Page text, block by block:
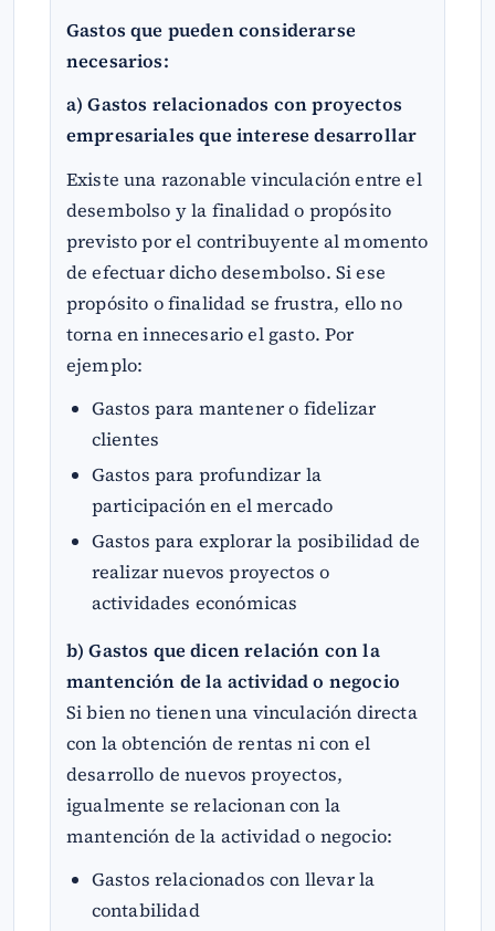
Gastos que pueden considerarse
necesarios:
a) Gastos relacionados con proyectos
empresariales que interese desarrollar
Existe una razonable vinculación entre el
desembolso y la finalidad o propósito
previsto por el contribuyente al momento
de efectuar dicho desembolso. Si ese
propósito o finalidad se frustra, ello no
torna en innecesario el gasto. Por
ejemplo:
Gastos para mantener o fidelizar
clientes
Gastos para profundizar la
participación en el mercado
Gastos para explorar la posibilidad de
realizar nuevos proyectos o
actividades económicas
b) Gastos que dicen relación con la
mantención de la actividad o negocio
Si bien no tienen una vinculación directa
con la obtención de rentas ni con el
desarrollo de nuevos proyectos,
igualmente se relacionan con la
mantención de la actividad o negocio:
Gastos relacionados con llevar la
contabilidad